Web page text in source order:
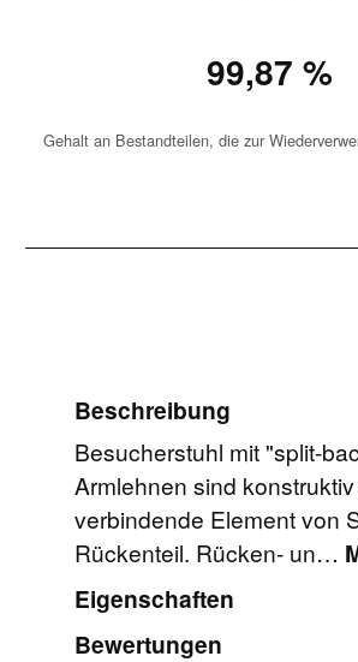
99,87 %
Gehalt an Bestandteilen, die zur
Beschreibung
Besucherstuhl mit "split-
Armlehnen sind
verbindende Element von
Rückenteil. Rücken- un…
Eigenschaften
Bewertungen